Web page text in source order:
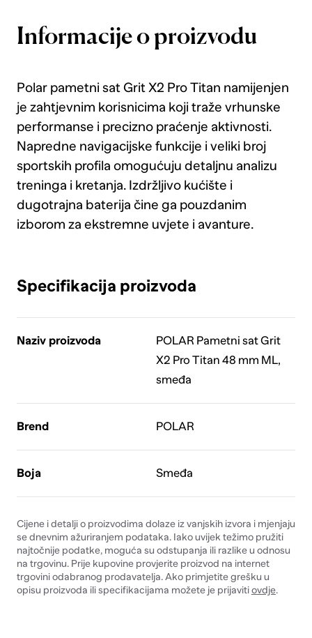
Informacije o proizvodu
Polar pametni sat Grit X2 Pro Titan namijenjen
je zahtjevnim korisnicima koji traže vrhunske
performanse i precizno praćenje aktivnosti.
Napredne navigacijske funkcije i veliki broj
sportskih profila omogućuju detaljnu analizu
treninga i kretanja. Izdržljivo kućište i
dugotrajna baterija čine ga pouzdanim
izborom za ekstremne uvjete i avanture.
Specifikacija proizvoda
Naziv proizvoda
POLAR Pametni sat Grit
X2 Pro Titan 48 mm ML,
smeđa
Brend POLAR
Boja Smeđa
Cijene i detalji o proizvodima dolaze iz vanjskih izvora i mjenjaju
se dnevnim ažuriranjem podataka. Iako uvijek težimo pružiti
najtočnije podatke, moguća su odstupanja ili razlike u odnosu
na trgovinu. Prije kupovine provjerite proizvod na internet
trgovini odabranog prodavatelja. Ako primjetite grešku u
opisu proizvoda ili specifikacijama možete je prijavitiovdje.